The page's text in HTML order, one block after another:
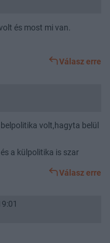
és most mi van.
Válasz erre
volt,hagyta belül
a külpolitika is szar
Válasz erre